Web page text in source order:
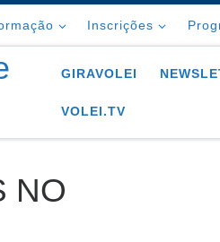
Inscrições
GIRAVOLEI
VOLEI.TV
NO